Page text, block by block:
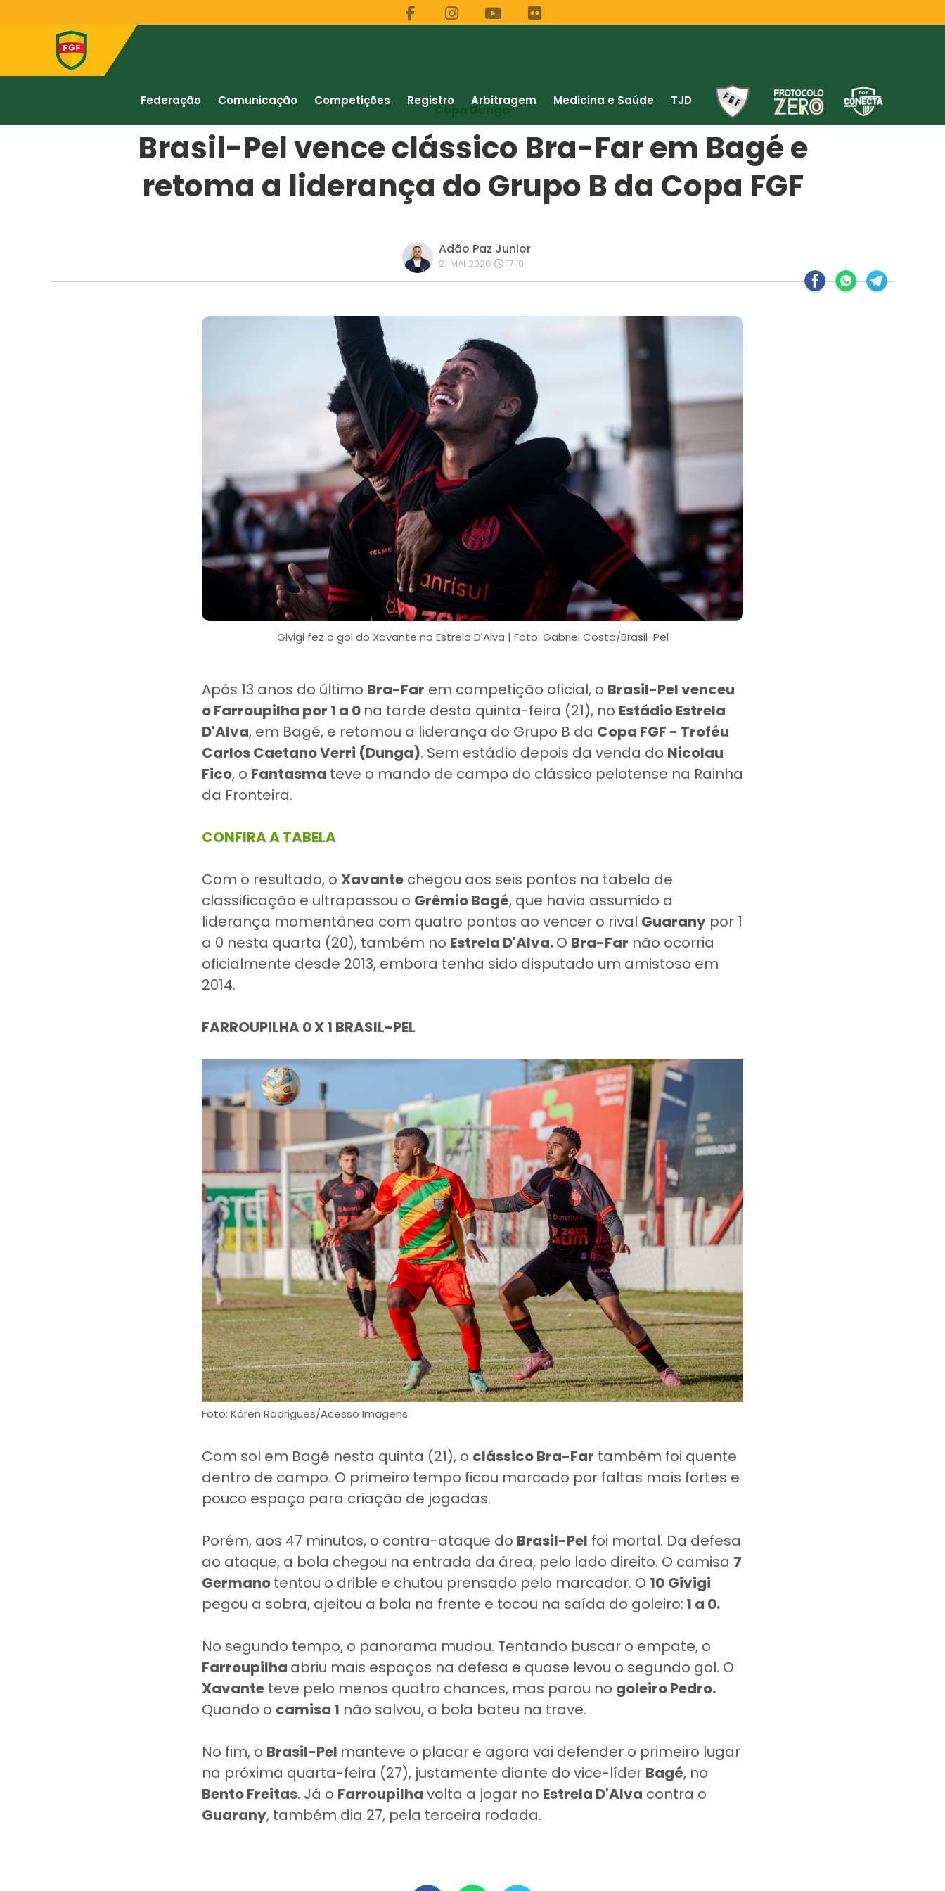
Federação Comunicação Competições Registro Arbitragem Medicina e Saúde TJD
Brasil-Pel vence clássico Bra-Far em Bagé e
retoma a liderança do Grupo B da Copa FGF
Adão Paz Junior
21 MAI 2026 17:10
Givigi fez o gol do Xavante no Estrela D'Alva | Foto: Gabriel Costa/Brasil-Pel
Após 13 anos do último Bra-Far em competição oficial, o Brasil-Pel venceu
o Farroupilha por 1 a 0 na tarde desta quinta-feira (21), no Estádio Estrela
D'Alva, em Bagé, e retomou a liderança do Grupo B da Copa FGF - Troféu
Carlos Caetano Verri (Dunga). Sem estádio depois da venda do Nicolau
Fico, o Fantasma teve o mando de campo do clássico pelotense na Rainha
da Fronteira.
CONFIRA A TABELA
Com o resultado, o Xavante chegou aos seis pontos na tabela de
classificação e ultrapassou o Grêmio Bagé, que havia assumido a
liderança momentânea com quatro pontos ao vencer o rival Guarany por 1
a 0 nesta quarta (20), também no Estrela D'Alva.O Bra-Far não ocorria
oficialmente desde 2013, embora tenha sido disputado um amistoso em
2014.
FARROUPILHA 0 X 1 BRASIL-PEL
Foto: Káren Rodrigues/Acesso Imagens
Com sol em Bagé nesta quinta (21), o clássico Bra-Far também foi quente
dentro de campo. O primeiro tempo ficou marcado por faltas mais fortes e
pouco espaço para criação de jogadas.
Porém, aos 47 minutos, o contra-ataque do Brasil-Pel foi mortal. Da defesa
ao ataque, a bola chegou na entrada da área, pelo lado direito. O camisa 7
Germanotentou o drible e chutou prensado pelo marcador. O 10 Givigi
pegou a sobra, ajeitou a bola na frente e tocou na saída do goleiro: 1 a 0.
No segundo tempo, o panorama mudou. Tentando buscar o empate, o
Farroupilha abriu mais espaços na defesa e quase levou o segundo gol. O
Xavante teve pelo menos quatro chances, mas parou no goleiro Pedro.
Quando o camisa 1 não salvou, a bola bateu na trave.
No fim, o Brasil-Pel manteve o placar e agora vai defender o primeiro lugar
na próxima quarta-feira (27), justamente diante do vice-líder Bagé, no
Bento Freitas. Já o Farroupilha volta a jogar no Estrela D'Alva contra o
Guarany, também dia 27, pela terceira rodada.